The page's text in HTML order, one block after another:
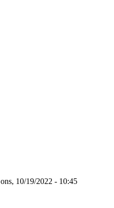
ons, 10/19/2022 - 10:45